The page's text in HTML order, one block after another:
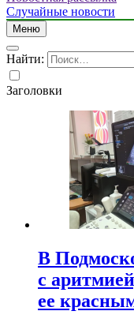
Случайные новости
Меню
Найти:
Заголовки
В
с
ее